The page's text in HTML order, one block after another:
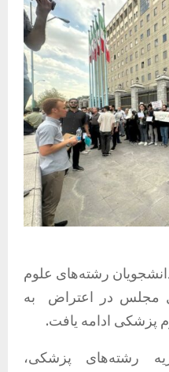
تجمع دانشجویان رشته‌های علوم
مجلس در اعتراض
به
پزشکی ادامه یافت.
رشته‌های پزشکی،